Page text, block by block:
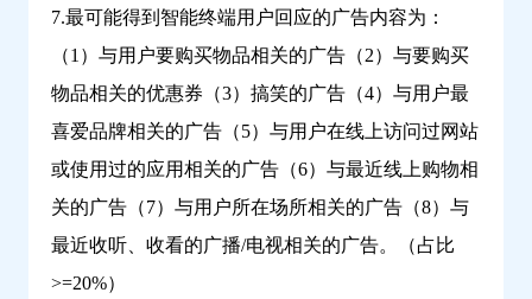
7.最可能得到智能终端用户回应的广告内容为：
（1）与用户要购买物品相关的广告（2）与要购买
物品相关的优惠券（3）搞笑的广告（4）与用户最
喜爱品牌相关的广告（5）与用户在线上访问过网站
或使用过的应用相关的广告（6）与最近线上购物相
关的广告（7）与用户所在场所相关的广告（8）与
最近收听、收看的广播/电视相关的广告。（占比
>=20%）